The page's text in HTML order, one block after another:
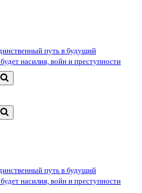
путь в будущий
насилия, войн и преступности
путь в будущий
насилия, войн и преступности